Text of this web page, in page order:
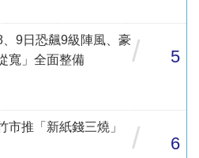
9日恐飆9級陣風、豪
寬」全面整備
/ 5
推「新紙錢三燒」
/ 6